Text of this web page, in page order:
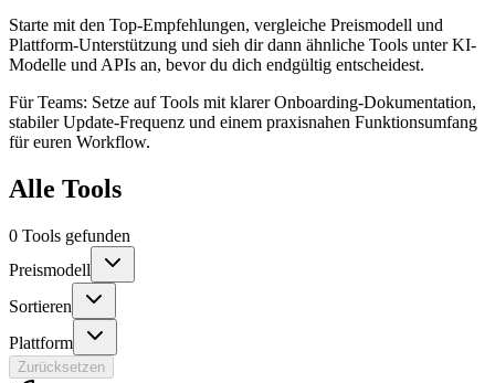
Starte mit den Top-Empfehlungen, vergleiche Preismodell und
Plattform-Unterstützung und sieh dir dann ähnliche Tools unter KI-
Modelle und APIs an, bevor du dich endgültig entscheidest.
Für Teams: Setze auf Tools mit klarer Onboarding-Dokumentation,
stabiler Update-Frequenz und einem praxisnahen Funktionsumfang
für euren Workflow.
Alle Tools
0 Tools gefunden
Preismodell
Sortieren
Plattform
Zurücksetzen